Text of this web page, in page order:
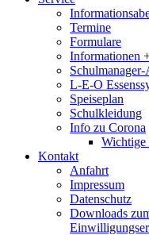
Termine
Formulare
Informationen
L-E-O
Speiseplan
Schulkleidung
Info zu Corona
Kontakt
Anfahrt
Impressum
Datenschutz
Downloads